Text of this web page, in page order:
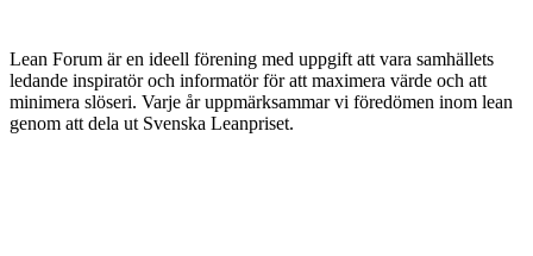
Lean Forum är en ideell förening med uppgift att vara samhällets
ledande inspiratör och informatör för att maximera värde och att
minimera slöseri. Varje år uppmärksammar vi föredömen inom lean
genom att dela ut Svenska Leanpriset.